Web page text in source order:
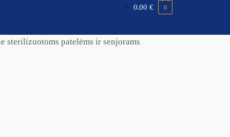
0.00€ 0
sterilizuotoms patelėms ir senjorams